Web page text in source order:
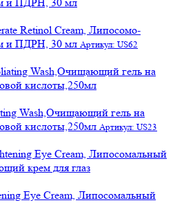
Retinol Cream, Липосомо-
и ПДРН, 30 мл Артикул: US62
Wash,Очищающий гель на
кислоты,250мл Артикул: US23
Eye Cream, Липосомальный